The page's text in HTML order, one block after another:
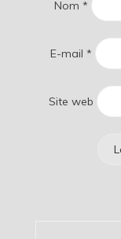
Nom *
E-mail *
Site web